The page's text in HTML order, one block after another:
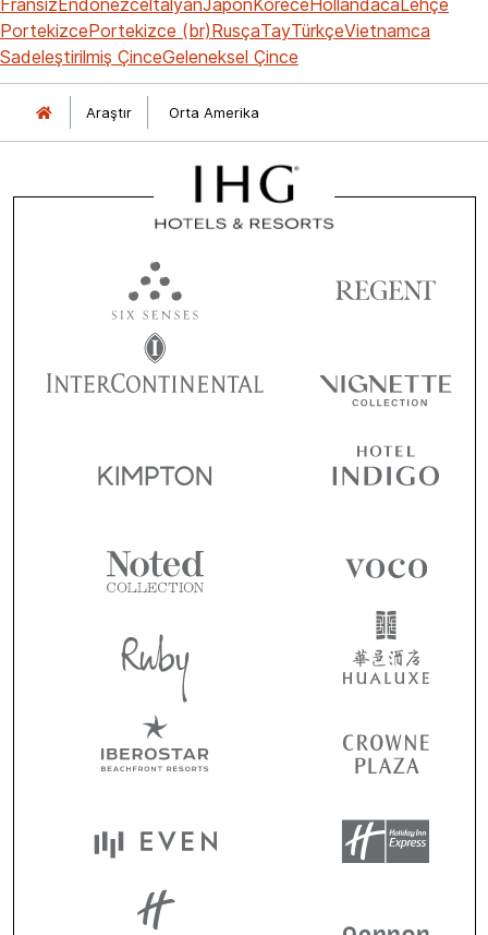
PortekizcePortekizce (br)RusçaTayTürkçeVietnamca
Sadeleştirilmiş ÇinceGeleneksel Çince
Araştır Orta Amerika